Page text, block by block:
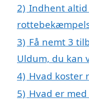
2) Indhent
3) Få nemt 3
Uldum, du kan
4) Hvad koster
5) Hvad er